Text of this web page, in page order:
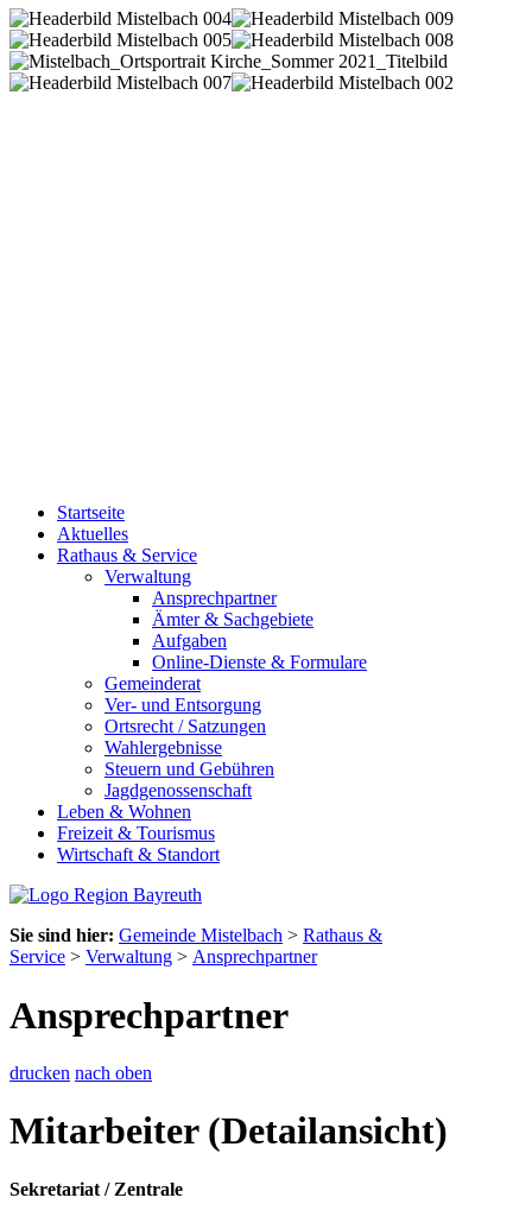
Startseite
Aktuelles
Rathaus & Service
Verwaltung
Ansprechpartner
Ämter & Sachgebiete
Aufgaben
Online-Dienste & Formulare
Gemeinderat
Ver- und Entsorgung
Ortsrecht / Satzungen
Wahlergebnisse
Steuern und Gebühren
Jagdgenossenschaft
Leben & Wohnen
Freizeit & Tourismus
Wirtschaft & Standort
Sie sind hier: Gemeinde Mistelbach > Rathaus &
Service > Verwaltung > Ansprechpartner
Ansprechpartner
drucken nach oben
Mitarbeiter (Detailansicht)
Sekretariat / Zentrale